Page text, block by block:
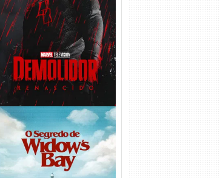
Demolidor: Renascido 2ª
Temporada (2026) WEB-DL
1080p Dual Áudio